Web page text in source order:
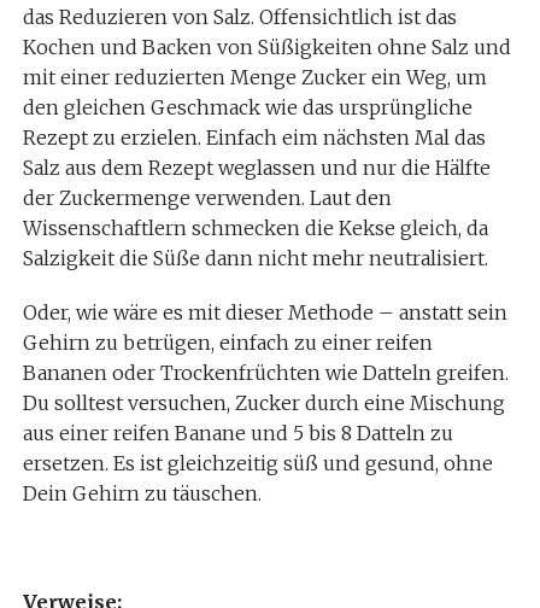
das Reduzieren von Salz. Offensichtlich ist das
Kochen und Backen von Süßigkeiten ohne Salz und
mit einer reduzierten Menge Zucker ein Weg, um
den gleichen Geschmack wie das ursprüngliche
Rezept zu erzielen. Einfach eim nächsten Mal das
Salz aus dem Rezept weglassen und nur die Hälfte
der Zuckermenge verwenden. Laut den
Wissenschaftlern schmecken die Kekse gleich, da
Salzigkeit die Süße dann nicht mehr neutralisiert.
Oder, wie wäre es mit dieser Methode – anstatt sein
Gehirn zu betrügen, einfach zu einer reifen
Bananen oder Trockenfrüchten wie Datteln greifen.
Du solltest versuchen, Zucker durch eine Mischung
aus einer reifen Banane und 5 bis 8 Datteln zu
ersetzen. Es ist gleichzeitig süß und gesund, ohne
Dein Gehirn zu täuschen.
Verweise: